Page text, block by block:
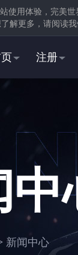
使用体验，完美
了解更多，请阅读
注册
找到并 下载
中
新闻中心